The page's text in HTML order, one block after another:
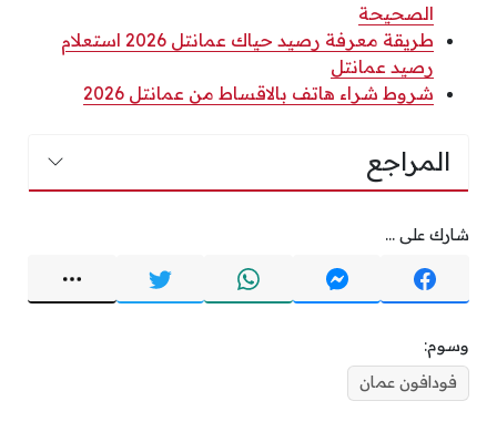
الصحيحة
طريقة معرفة رصيد حياك عمانتل 2026 استعلام
رصيد عمانتل
شروط شراء هاتف بالاقساط من عمانتل 2026
المراجع
شارك على ...
وسوم:
فودافون عمان